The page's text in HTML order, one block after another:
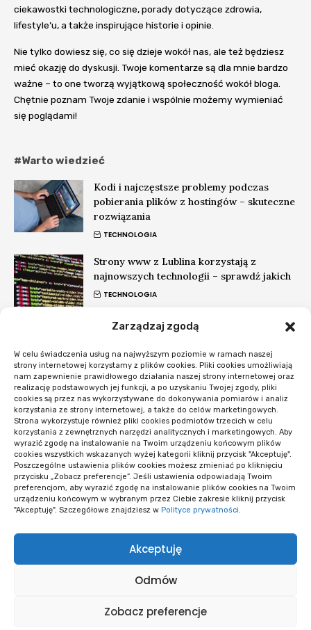
Zarządzaj zgodą
W celu świadczenia usług na najwyższym poziomie w ramach naszej
strony internetowej korzystamy z plików cookies. Pliki cookies umożliwiają
nam zapewnienie prawidłowego działania naszej strony internetowej oraz
realizację podstawowych jej funkcji, a po uzyskaniu Twojej zgody, pliki
cookies są przez nas wykorzystywane do dokonywania pomiarów i analiz
korzystania ze strony internetowej, a także do celów marketingowych.
Strona wykorzystuje również pliki cookies podmiotów trzecich w celu
korzystania z zewnętrznych narzędzi analitycznych i marketingowych. Aby
wyrazić zgodę na instalowanie na Twoim urządzeniu końcowym plików
cookies wszystkich wskazanych wyżej kategorii kliknij przycisk "Akceptuję".
Poszczególne ustawienia plików cookies możesz zmieniać po kliknięciu
przycisku „Zobacz preferencje”. Jeśli ustawienia odpowiadają Twoim
preferencjom, aby wyrazić zgodę na instalowanie plików cookies na Twoim
urządzeniu końcowym w wybranym przez Ciebie zakresie kliknij przycisk
"Akceptuję". Szczegółowe znajdziesz w Polityce prywatności.
Akceptuję
Odmów
Zobacz preferencje
ciekawostki technologiczne, porady dotyczące zdrowia,
lifestyle’u, a także inspirujące historie i opinie.
Nie tylko dowiesz się, co się dzieje wokół nas, ale też będziesz
mieć okazję do dyskusji. Twoje komentarze są dla mnie bardzo
ważne – to one tworzą wyjątkową społeczność wokół bloga.
Chętnie poznam Twoje zdanie i wspólnie możemy wymieniać
się poglądami!
#Warto wiedzieć
Kodi i najczęstsze problemy podczas
pobierania plików z hostingów – skuteczne
rozwiązania
TECHNOLOGIA
Strony www z Lublina korzystają z
najnowszych technologii – sprawdź jakich
TECHNOLOGIA
Co sprawdzić przed startem systemu
OPROGRAMOWANIE I APLIKACJE
#Nowości
Co sprawdzić przed startem systemu
rezerwacji
OPROGRAMOWANIE I APLIKACJE
Opieka WordPress po wdrożeniu: kiedy i
co obejmuje
Wiele wersji logo i niespójne materiały: